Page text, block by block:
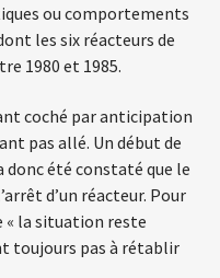
ou comportements
les six réacteurs de
1980 et 1985.
coché par anticipation
pas allé. Un début de
donc été constaté que le
d’un réacteur. Pour
« la situation reste
toujours pas à rétablir